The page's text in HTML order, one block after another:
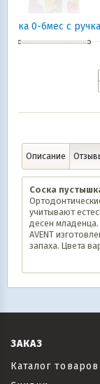
FISH
Описание
Соска
учитывают
десен
AVENT
запаха. Цвета
ЗАКАЗ
Каталог товаров